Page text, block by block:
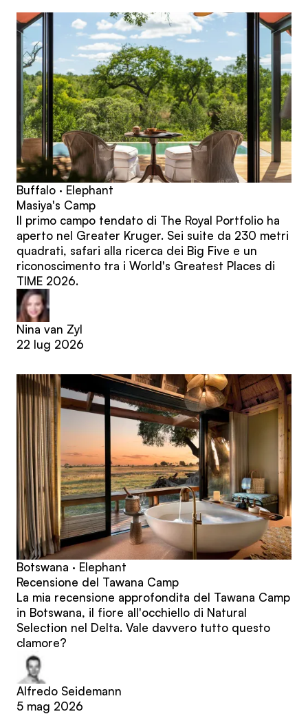
articoli
Buffalo · Elephant
Masiya's Camp
Il primo campo tendato di The Royal Portfolio ha
aperto nel Greater Kruger. Sei suite da 230 metri
quadrati, safari alla ricerca dei Big Five e un
riconoscimento tra i World's Greatest Places di
TIME 2026.
Nina van Zyl
22 lug 2026
Botswana · Elephant
Recensione del Tawana Camp
La mia recensione approfondita del Tawana Camp
in Botswana, il fiore all'occhiello di Natural
Selection nel Delta. Vale davvero tutto questo
clamore?
Alfredo Seidemann
5 mag 2026